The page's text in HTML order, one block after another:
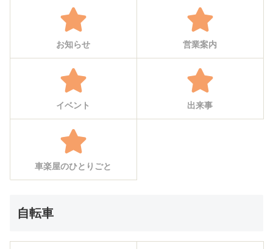
お知らせ 営業案内
イベント 出来事
車楽屋のひとりごと
自転車